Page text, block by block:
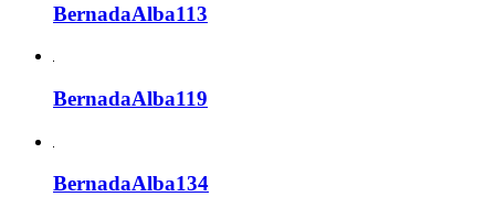
BernadaAlba113
BernadaAlba119
BernadaAlba134